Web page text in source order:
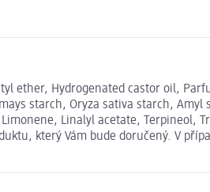
Hydrogenated castor oil,
starch, Oryza sativa starch,
Linalyl acetate, Terpineol,
který Vám bude doručený. V